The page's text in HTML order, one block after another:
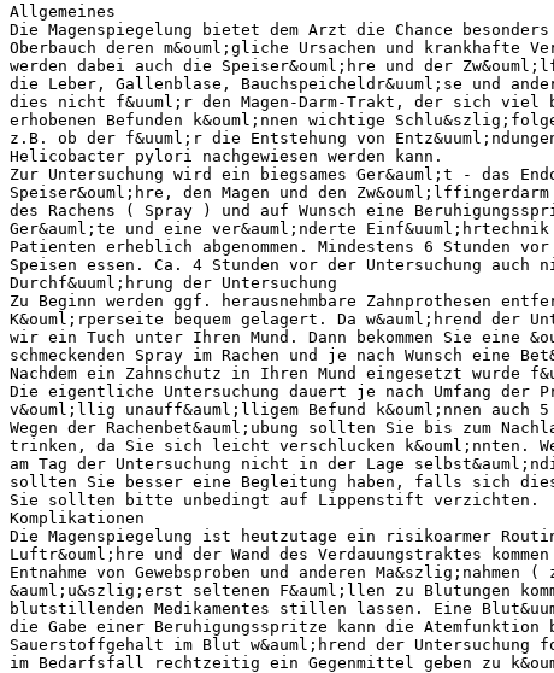
Allgemeines
Die Magenspiegelung bietet dem Arzt die Chance besonders
Oberbauch deren m&ouml;gliche Ursachen und krankhafte
werden dabei auch die Speiser&ouml;hre und der
die Leber, Gallenblase, Bauchspeicheldr&uuml;se und
dies nicht f&uuml;r den Magen-Darm-Trakt, der sich viel
erhobenen Befunden k&ouml;nnen wichtige
z.B. ob der f&uuml;r die Entstehung von
Helicobacter pylori nachgewiesen werden kann.
Zur Untersuchung wird ein biegsames Ger&auml;t - das
Speiser&ouml;hre, den Magen und den
des Rachens ( Spray ) und auf Wunsch eine
Ger&auml;te und eine ver&auml;nderte
Patienten erheblich abgenommen. Mindestens 6 Stunden
Speisen essen. Ca. 4 Stunden vor der Untersuchung auch
Durchf&uuml;hrung der Untersuchung
Zu Beginn werden ggf. herausnehmbare Zahnprothesen
K&ouml;rperseite bequem gelagert. Da w&auml;hrend
wir ein Tuch unter Ihren Mund. Dann bekommen Sie
schmeckenden Spray im Rachen und je nach Wunsch eine
Nachdem ein Zahnschutz in Ihren Mund eingesetzt wurde
Die eigentliche Untersuchung dauert je nach Umfang der
v&ouml;llig unauff&auml;lligem Befund k&ouml;nnen auch
Wegen der Rachenbet&auml;ubung sollten Sie bis zum
trinken, da Sie sich leicht verschlucken k&ouml;nnten.
am Tag der Untersuchung nicht in der Lage
sollten Sie besser eine Begleitung haben, falls sich
Sie sollten bitte unbedingt auf Lippenstift verzichten.
Komplikationen
Die Magenspiegelung ist heutzutage ein risikoarmer
Luftr&ouml;hre und der Wand des Verdauungstraktes
Entnahme von Gewebsproben und anderen
&auml;u&szlig;erst seltenen F&auml;llen zu Blutungen
blutstillenden Medikamentes stillen lassen. Eine
die Gabe einer Beruhigungsspritze kann die Atemfunktion
Sauerstoffgehalt im Blut w&auml;hrend der Untersuchung
im Bedarfsfall rechtzeitig ein Gegenmittel geben zu